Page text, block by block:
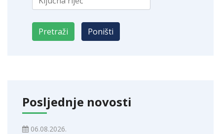
Posljednje novosti
06.08.2026.